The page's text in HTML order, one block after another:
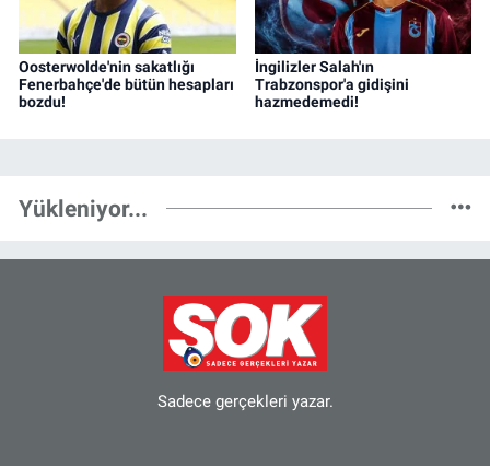
Oosterwolde'nin sakatlığı
Fenerbahçe'de bütün hesapları
bozdu!
İngilizler Salah'ın
Trabzonspor'a gidişini
hazmedemedi!
Yükleniyor...
Sadece gerçekleri yazar.